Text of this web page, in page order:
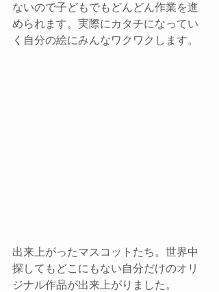
ないので子どもでもどんどん作業を進
められます。実際にカタチになってい
く自分の絵にみんなワクワクします。
出来上がったマスコットたち。世界中
探してもどこにもない自分だけのオリ
ジナル作品が出来上がりました。